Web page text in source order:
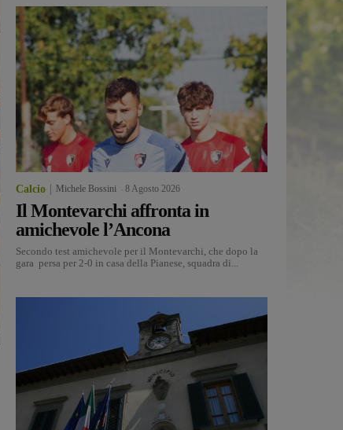
Calcio Michele Bossini 8 Agosto 2026
Il Montevarchi affronta in
amichevole l’Ancona
Secondo test amichevole per il Montevarchi, che dopo la
gara persa per 2-0 in casa della Pianese, squadra di...